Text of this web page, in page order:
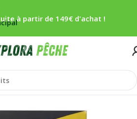
à partir de 149€ d'achat !
/Bouillettes